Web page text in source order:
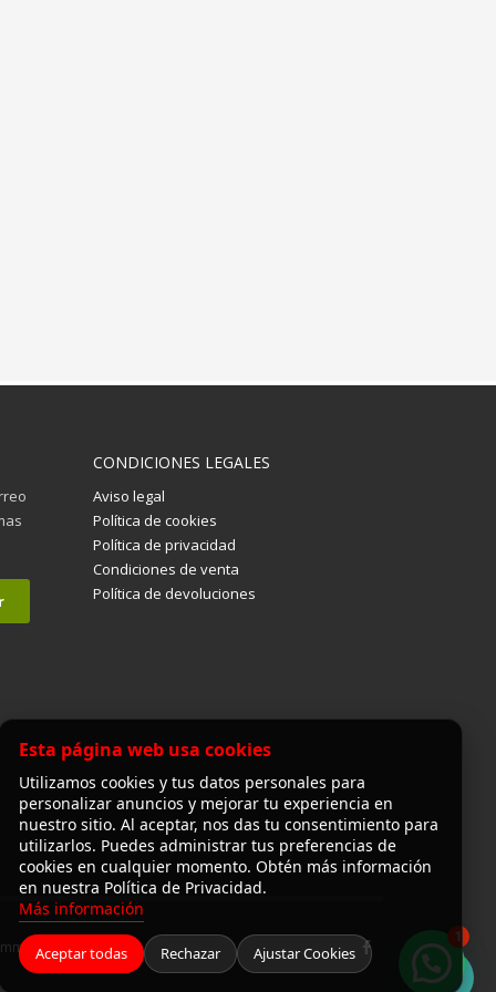
CONDICIONES LEGALES
Aviso legal
Política de cookies
Política de privacidad
Condiciones de venta
Política de devoluciones
1
¡Hola! ¿en qué puedo ayudarte?
Esta página web usa cookies
Utilizamos cookies y tus datos personales para
personalizar anuncios y mejorar tu experiencia en
nuestro sitio. Al aceptar, nos das tu consentimiento para
utilizarlos. Puedes administrar tus preferencias de
cookies en cualquier momento. Obtén más información
en nuestra Política de Privacidad.
Más información
Aceptar todas Rechazar Ajustar Cookies